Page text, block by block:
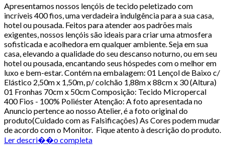
Apresentamos nossos lençóis de tecido peletizado com
incríveis 400 fios, uma verdadeira indulgência para a sua casa,
hotel ou pousada. Feitos para atender aos padrões mais
exigentes, nossos lençóis são ideais para criar uma atmosfera
sofisticada e acolhedora em qualquer ambiente. Seja em sua
casa, elevando a qualidade do seu descanso noturno, ou em seu
hotel ou pousada, encantando seus hóspedes com o melhor em
luxo e bem-estar. Contém na embalagem: 01 Lençol de Baixo c/
Elástico 2,50m x 1,50m, p/ colchão 1,88m x 88cm x 30 (Altura)
01 Fronhas 70cm x 50cm Composição: Tecido Micropercal
400 Fios - 100% Poliéster Atenção: A foto apresentada no
Anuncio pertence ao nosso Atelier, é a foto original do
produto(Cuidado com as Falsificações) As Cores podem mudar
de acordo com o Monitor. Fique atento à descrição do produto.
Ler descri��o completa